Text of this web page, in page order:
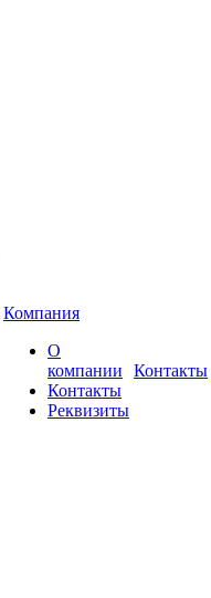
Компания
О
компании
Контакты
Реквизиты
Контакты